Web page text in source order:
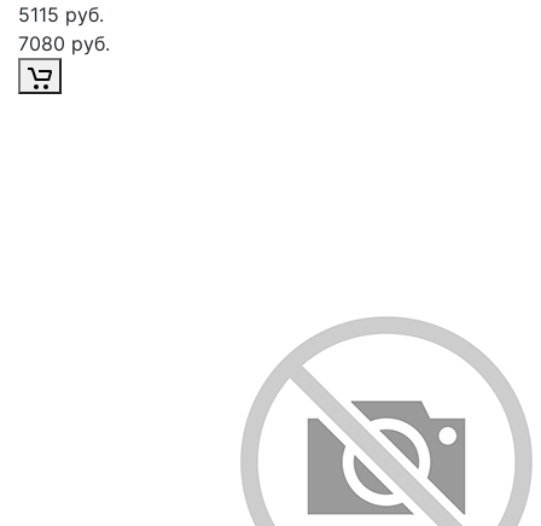
5115 руб.
7080 руб.